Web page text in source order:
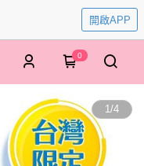
開啟APP
0
1/4